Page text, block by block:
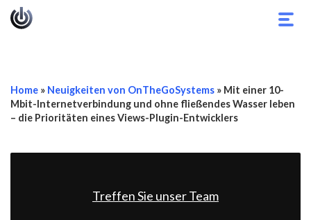
Home » Neuigkeiten von OnTheGoSystems » Mit einer 10-
Mbit-Internetverbindung und ohne fließendes Wasser leben
– die Prioritäten eines Views-Plugin-Entwicklers
Treffen Sie unser Team